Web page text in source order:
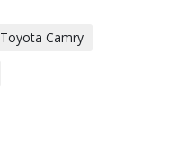
Toyota Camry